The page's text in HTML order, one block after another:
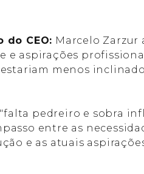
do CEO: Marcelo Zarzur
e aspirações
menos
pedreiro e sobra
entre as
e as atuais